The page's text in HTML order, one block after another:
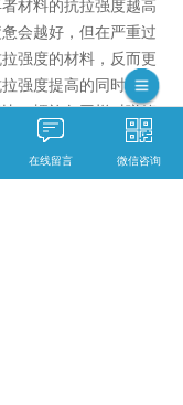
材料的抗拉强度越高
会越好，但在严重过
强度的材料，反而更
强度提高的同时硬度
，螺旋角同样对弹簧
以说是整个弹簧的规
簧的疲惫和稳定性。
在线留言 微信咨询